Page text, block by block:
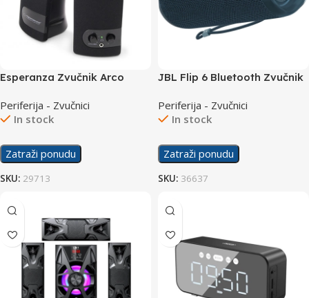
Esperanza Zvučnik Arco
Periferija - Zvučnici
In stock
Zatraži ponudu
SKU: 29713
JBL Flip 6 Bluetooth Zvučnik
Periferija - Zvučnici
In stock
Zatraži ponudu
SKU: 36637